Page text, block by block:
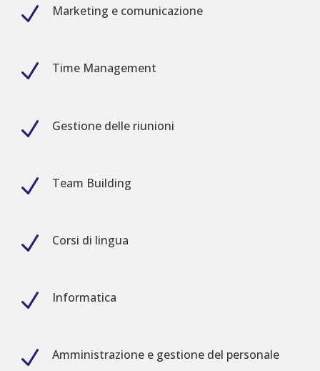
N Marketing e comunicazione
N Time Management
N Gestione delle riunioni
N Team Building
N Corsi di lingua
N Informatica
N Amministrazione e gestione del personale